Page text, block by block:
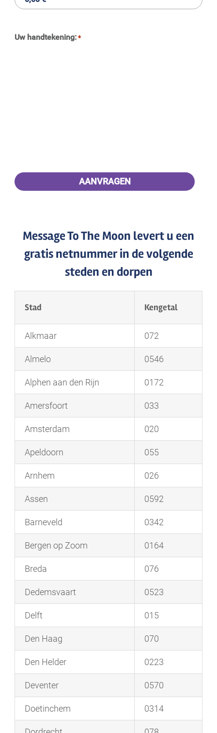
Uw handtekening: *
Message To The Moon levert u een
gratis netnummer in de volgende
steden en dorpen
Stad Kengetal
Alkmaar 072
Almelo 0546
Alphen aan den Rijn 0172
Amersfoort 033
Amsterdam 020
Apeldoorn 055
Arnhem 026
Assen 0592
Barneveld 0342
Bergen op Zoom 0164
Breda 076
Dedemsvaart 0523
Delft 015
Den Haag 070
Den Helder 0223
Deventer 0570
Doetinchem 0314